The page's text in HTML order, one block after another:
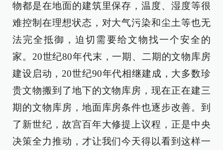
物都是在地面的建筑里保存，温度、湿度等很
难控制在理想状态，对大气污染和尘土等也无
法完全抵御，迫切需要给文物找一个安全的
家。20世纪80年代末，一期、二期的文物库房
建设启动，20世纪90年代相继建成，大多数珍
贵文物搬到了地下的文物库房，现在正在建三
期的文物库房，地面库房条件也逐步改善。到
了新世纪，故宫百年大修提上议程，正是中央
决策全力推动，才让我们今天得以看到这样一